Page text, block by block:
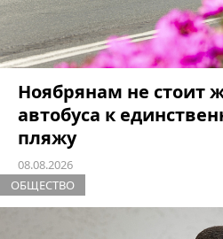
Ноябрянам не стоит
автобуса к
пляжу
08.08.2026
ОБЩЕСТВО